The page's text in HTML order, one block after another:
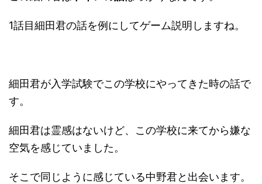
1話目細田君の話を例にしてゲーム説明しますね。
細田君が入学試験でこの学校にやってきた時の話で
す。
細田君は霊感はないけど、この学校に来てから嫌な
空気を感じていました。
そこで同じように感じている中野君と出会います。